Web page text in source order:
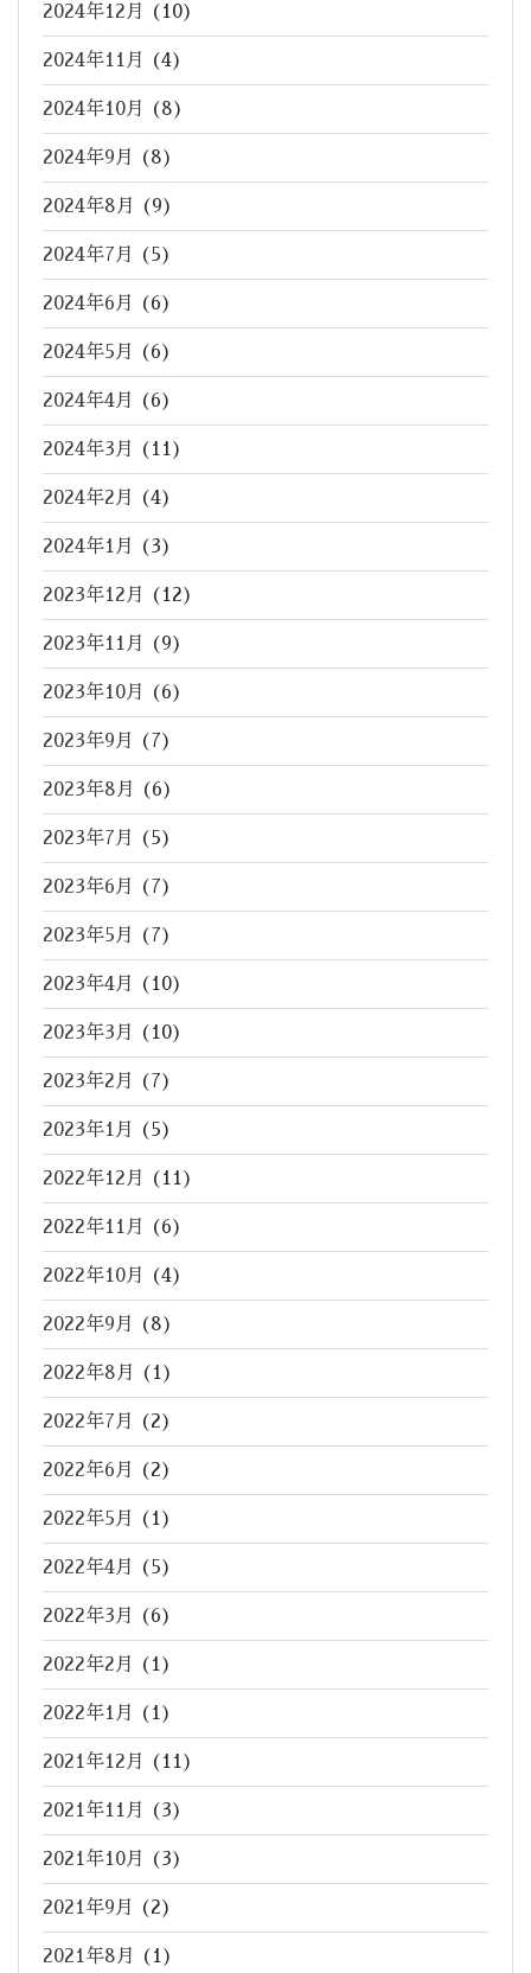
2024年12月 (10)
2024年11月 (4)
2024年10月 (8)
2024年9月 (8)
2024年8月 (9)
2024年7月 (5)
2024年6月 (6)
2024年5月 (6)
2024年4月 (6)
2024年3月 (11)
2024年2月 (4)
2024年1月 (3)
2023年12月 (12)
2023年11月 (9)
2023年10月 (6)
2023年9月 (7)
2023年8月 (6)
2023年7月 (5)
2023年6月 (7)
2023年5月 (7)
2023年4月 (10)
2023年3月 (10)
2023年2月 (7)
2023年1月 (5)
2022年12月 (11)
2022年11月 (6)
2022年10月 (4)
2022年9月 (8)
2022年8月 (1)
2022年7月 (2)
2022年6月 (2)
2022年5月 (1)
2022年4月 (5)
2022年3月 (6)
2022年2月 (1)
2022年1月 (1)
2021年12月 (11)
2021年11月 (3)
2021年10月 (3)
2021年9月 (2)
2021年8月 (1)